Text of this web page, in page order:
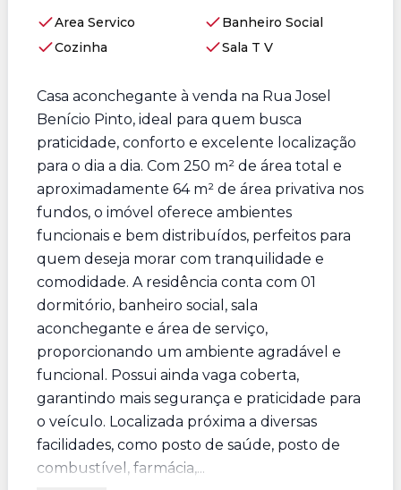
Area Servico
Banheiro Social
Cozinha
Sala T V
Casa aconchegante à venda na Rua Josel
Benício Pinto, ideal para quem busca
praticidade, conforto e excelente localização
para o dia a dia. Com 250 m² de área total e
aproximadamente 64 m² de área privativa nos
fundos, o imóvel oferece ambientes
funcionais e bem distribuídos, perfeitos para
quem deseja morar com tranquilidade e
comodidade. A residência conta com 01
dormitório, banheiro social, sala
aconchegante e área de serviço,
proporcionando um ambiente agradável e
funcional. Possui ainda vaga coberta,
garantindo mais segurança e praticidade para
o veículo. Localizada próxima a diversas
facilidades, como posto de saúde, posto de
combustível, farmácia,...